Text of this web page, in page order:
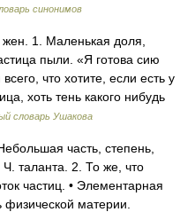
синонимов
1. Маленькая доля,
пыли. «Я готова сию
что хотите, если есть у
хоть тень какого нибудь
словарь Ушакова
часть, степень,
таланта. 2. То же, что
частиц. • Элементарная
материи.